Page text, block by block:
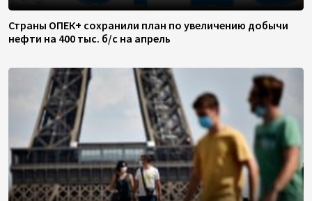
Страны ОПЕК+ сохранили план по увеличению добычи
нефти на 400 тыс. б/с на апрель